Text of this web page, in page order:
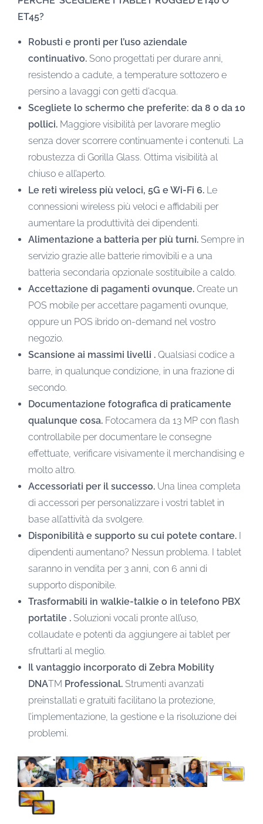
ET45?
Robusti e pronti per l’uso aziendale
continuativo. Sono progettati per durare anni,
resistendo a cadute, a temperature sottozero e
persino a lavaggi con getti d’acqua.
Scegliete lo schermo che preferite: da 8 o da 10
pollici. Maggiore visibilità per lavorare meglio
senza dover scorrere continuamente i contenuti. La
robustezza di Gorilla Glass. Ottima visibilità al
chiuso e all’aperto.
Le reti wireless più veloci, 5G e Wi-Fi 6. Le
connessioni wireless più veloci e affidabili per
aumentare la produttività dei dipendenti.
Alimentazione a batteria per più turni. Sempre in
servizio grazie alle batterie rimovibili e a una
batteria secondaria opzionale sostituibile a caldo.
Accettazione di pagamenti ovunque. Create un
POS mobile per accettare pagamenti ovunque,
oppure un POS ibrido on-demand nel vostro
negozio.
Scansione ai massimi livelli . Qualsiasi codice a
barre, in qualunque condizione, in una frazione di
secondo.
Documentazione fotografica di praticamente
qualunque cosa. Fotocamera da 13 MP con flash
controllabile per documentare le consegne
effettuate, verificare visivamente il merchandising e
molto altro.
Accessoriati per il successo. Una linea completa
di accessori per personalizzare i vostri tablet in
base all’attività da svolgere.
Disponibilità e supporto su cui potete contare.
dipendenti aumentano? Nessun problema. I tablet
saranno in vendita per 3 anni, con 6 anni di
supporto disponibile.
Trasformabili in walkie-talkie o in telefono PBX
portatile . Soluzioni vocali pronte all’uso,
collaudate e potenti da aggiungere ai tablet per
sfruttarli al meglio.
Il vantaggio incorporato di Zebra Mobility
DNATM Professional. Strumenti avanzati
preinstallati e gratuiti facilitano la protezione,
l’implementazione, la gestione e la risoluzione dei
problemi.